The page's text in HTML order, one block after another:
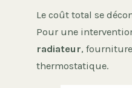
Le coût total se
Pour une
radiateur,
thermostatique.